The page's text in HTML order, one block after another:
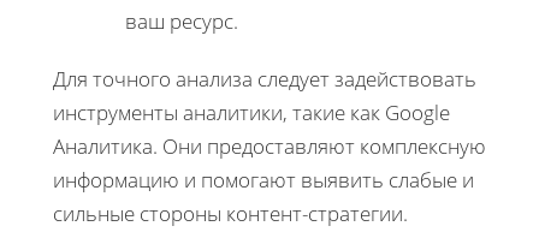
ваш ресурс.
Для точного анализа следует задействовать
инструменты аналитики, такие как Google
Аналитика. Они предоставляют комплексную
информацию и помогают выявить слабые и
сильные стороны контент-стратегии.